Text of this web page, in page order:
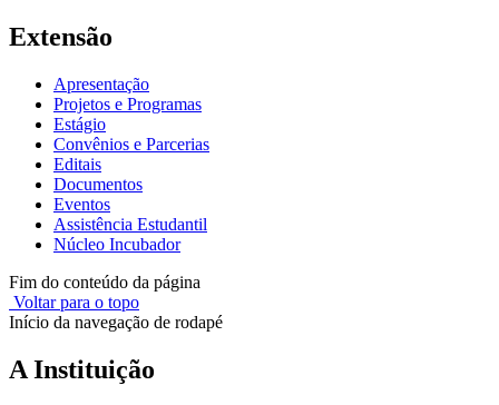
Extensão
Apresentação
Projetos e Programas
Estágio
Convênios e Parcerias
Editais
Documentos
Eventos
Assistência Estudantil
Núcleo Incubador
Fim do conteúdo da página
Voltar para o topo
Início da navegação de rodapé
A Instituição